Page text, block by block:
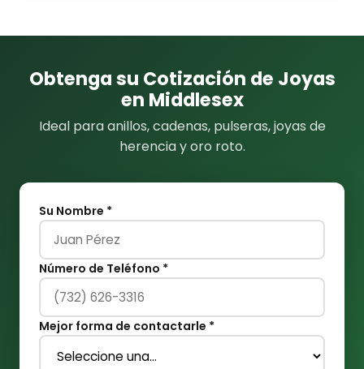
Obtenga su Cotización de Joyas
en Middlesex
Ideal para anillos, cadenas, pulseras, joyas de
herencia y oro roto.
Su Nombre *
Número de Teléfono *
Mejor forma de contactarle *